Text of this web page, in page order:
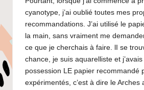
cyanotype, j’ai oublié toutes mes
recommandations. J’ai utilisé le
la main, sans vraiment me
ce que je cherchais à faire. lI se
chance, je suis aquarelliste et
possession LE papier recommandé
expérimentés, c’est à dire le Arches